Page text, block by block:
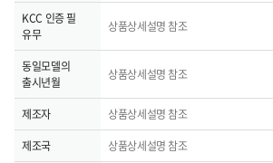
KCC 인증 필
유무
상품상세설명 참조
동일모델의
출시년월
상품상세설명 참조
제조자
상품상세설명 참조
제조국
상품상세설명 참조